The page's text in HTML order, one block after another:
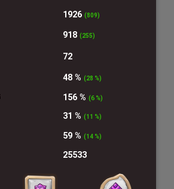
1926 (809)
918 (255)
72
48 % (28 %)
156 % (6 %)
31 % (11 %)
59 % (14 %)
25533